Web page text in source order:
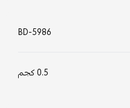
BD-5986
0.5 كجم